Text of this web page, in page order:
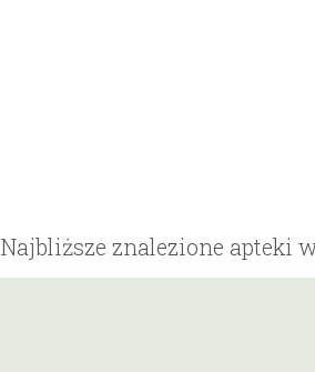
Najbliższe znalezione apteki